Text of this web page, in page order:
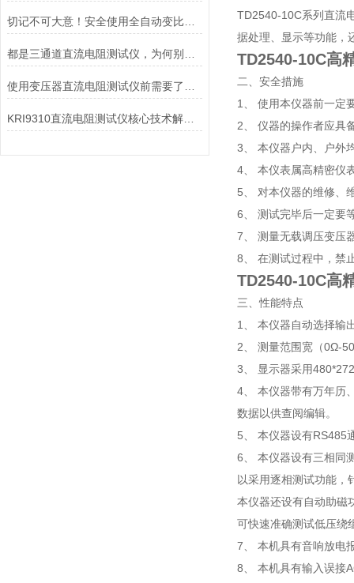
KRI9310直流电阻测试仪核心技术解析：如何实现高精度微欧级电阻测量？
TD2540-10C系列直流
据处理、显示等功能，
TD2540-10C高
二、安全措施
1、 使用本仪器前一定
2、 仪器的操作者应具
3、 本仪器户内、户外
4、 本仪表属高精密仪
5、 对本仪器的维修、
6、 测试完毕后一定要
7、 测量无载调压变压
8、 在测试过程中，禁
TD2540-10C高
三、性能特点
1、 本仪器自动选择输
2、 测量范围宽（0Ω-
3、 显示器采用
4、 本仪器带有万年历
数据以供查阅编辑。
5、 本仪器设有RS485
6、 本仪器设有三相同
以采用逐相测试功能，
本仪器还设有自动助磁
可快速准确测试低压绕
7、 本机具有音响放电
8、 本机具有输入误接